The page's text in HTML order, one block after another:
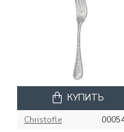
Christofle
КУПИТЬ